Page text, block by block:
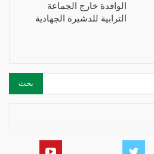
الوافدة خارج الجماعة
الترابية للدشيرة الجهادية